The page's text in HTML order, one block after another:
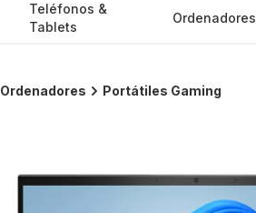
Teléfonos &
Tablets
Ordenadores
Ordenadores Portátiles Gaming